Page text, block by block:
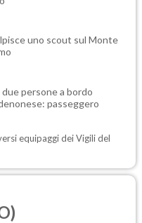
uno scout sul Monte
persone a bordo
passeggero
equipaggi dei Vigili del